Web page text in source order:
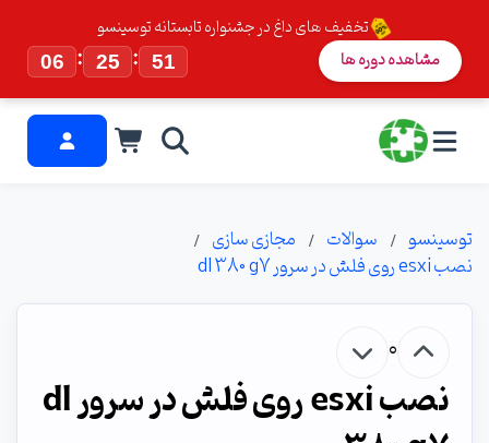
تخفیف های داغ در جشنواره تابستانه توسینسو
06
: 25 : 50 مشاهده دوره ها
توسینسو سوالات
مجازی سازی
نصب esxi روی فلش در سرور dl 380 g7
0
نصب esxi روی فلش در سرور dl